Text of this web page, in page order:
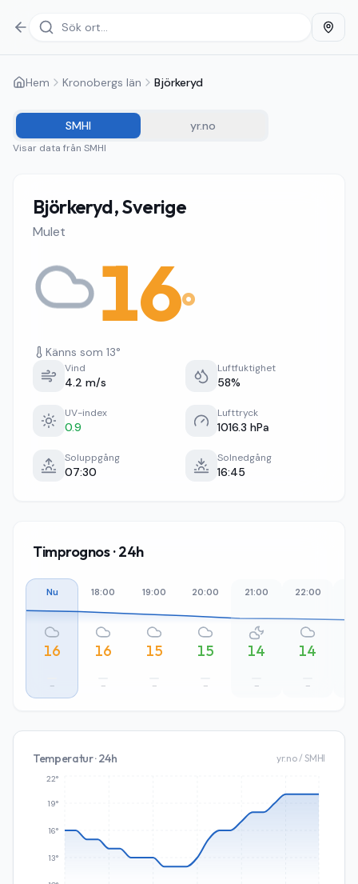
Hem Kronobergs län Björkeryd
SMHI yr.no
Visar data från SMHI
Björkeryd, Sverige
Mulet
16°
Känns som 13°
Vind
4.2 m/s
Luftfuktighet
58%
UV-index
0.9
Lufttryck
1016.3 hPa
Soluppgång
07:30
Solnedgång
16:45
Timprognos · 24h
Nu
16
–
18:00
16
–
19:00
15
–
20:00
15
–
21:00
14
–
22:00
14
–
Temperatur · 24h yr.no / SMHI
13°
16°
19°
22°